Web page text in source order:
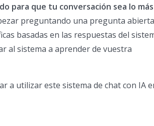
para que tu conversación sea lo más
preguntando una pregunta
basadas en las respuestas del
al sistema a aprender de vuestra
a utilizar este sistema de chat con IA